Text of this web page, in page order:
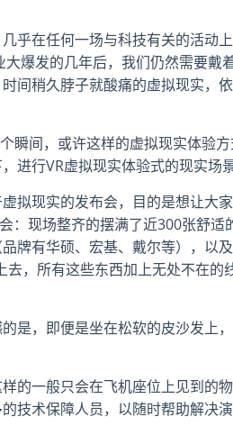
乎在任何一场与科技有关的活动
爆发的几年后，我们仍然需要戴
间稍久脖子就酸痛的虚拟现实，
瞬间，或许这样的虚拟现实体验
进行VR虚拟现实体验式的现实场景
拟现实的发布会，目的是想让大
：现场整齐的摆满了近300张舒适
牌有华硕、宏基、戴尔等），以
，所有这些东西加上无处不在的
是，即便是坐在松软的皮沙发上
的一般只会在飞机座位上见到的
技术保障人员，以随时帮助解决